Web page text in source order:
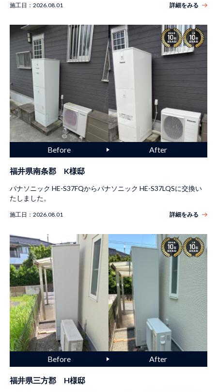
施工日： 2026.08.01 詳細をみる
福井県南条郡 K様邸
パナソニック HE-S37FQからパナソニック HE-S37LQSに交換い
たしました。
施工日： 2026.08.01 詳細をみる
福井県三方郡 H様邸